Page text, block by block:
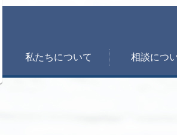
私たちについて 相談につ